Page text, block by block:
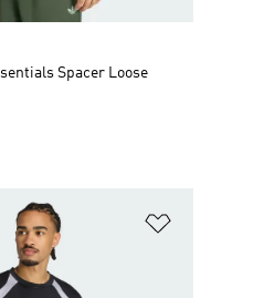
Spacer Loose